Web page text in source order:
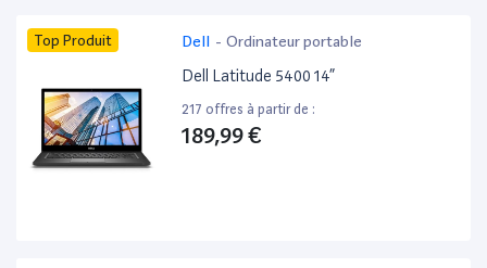
Top Produit Dell - Ordinateur portable
Dell Latitude 5400 14”
217 offres à partir de :
189,99 €